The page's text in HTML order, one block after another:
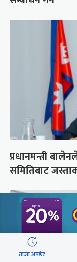
प्रधानमन्त्री
समितिबाट
ताजा अपडेट